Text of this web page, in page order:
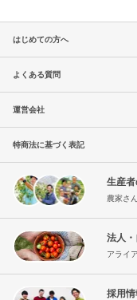
はじめての方へ
よくある質問
運営会社
特商法に基づく表記
生産
農家さ
法人
アライ
採用情